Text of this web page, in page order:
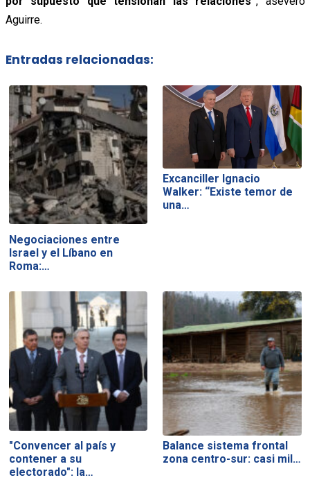
Aguirre.
Entradas relacionadas:
Negociaciones entre
Israel y el Líbano en
Roma:…
Excanciller Ignacio
Walker: “Existe temor de
una…
"Convencer al país y
contener a su
electorado": la…
Balance sistema frontal
zona centro-sur: casi mil…